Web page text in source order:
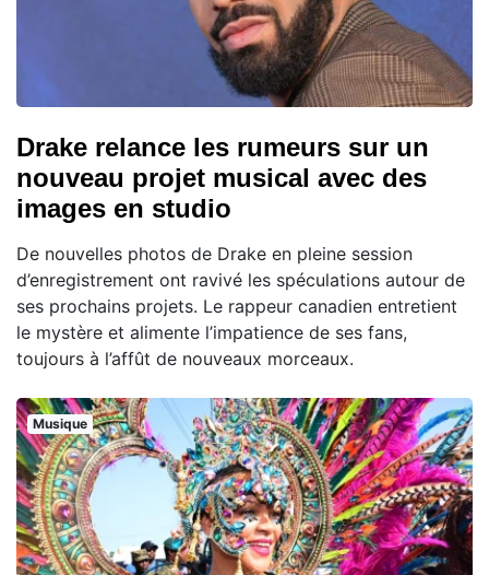
Drake relance les rumeurs sur un
nouveau projet musical avec des
images en studio
De nouvelles photos de Drake en pleine session
d’enregistrement ont ravivé les spéculations autour de
ses prochains projets. Le rappeur canadien entretient
le mystère et alimente l’impatience de ses fans,
toujours à l’affût de nouveaux morceaux.
Musique